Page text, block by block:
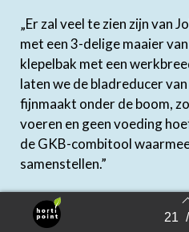
Terug naar overzicht 21 /
„Er zal veel te zien zijn van
met een 3-delige maaier
klepelbak met een
laten we de bladreducer
fijnmaakt onder de boom,
voeren en geen voeding
de GKB-combitool
samenstellen.”
2Hoe verloopt de